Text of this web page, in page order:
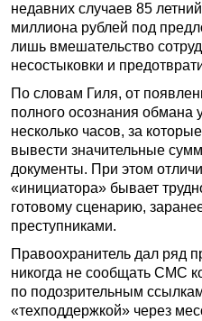
недавних случаев 85
миллиона рублей под
лишь вмешательство
несостыковки и
По словам Гиля, от
полного осознания обмана
несколько часов, за
вывести значительные
документы. При этом
«инициатора» бывает
готовому сценарию,
преступниками.
Правоохранитель дал ряд
никогда не сообщать СМС
по подозрительным
«техподдержкой» через